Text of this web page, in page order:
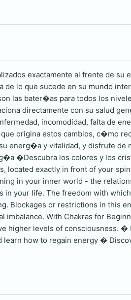
exactamente al frente de su
de lo que sucede en su mundo
las bater�as para todos los
directamente con su salud
incomodidad, falta de
origina estos cambios, c�mo
energ�a y vitalidad, y disfrute de
�Descubra los colores y los
located exactly in front of your
in your inner world - the
in your life. The freedom with
Blockages or restrictions in this
imbalance. With Chakras for
higher levels of consciousness. �
learn how to regain energy �